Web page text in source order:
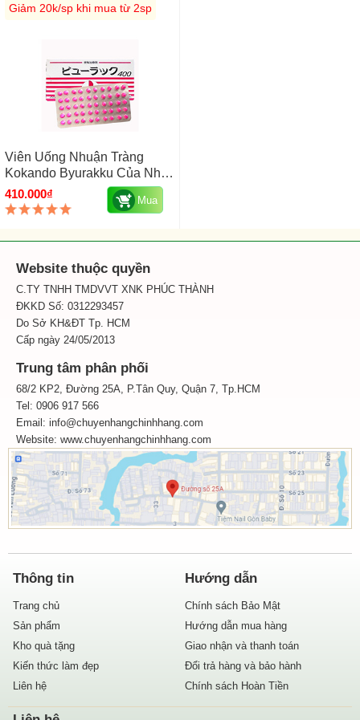
Giảm 20k/sp khi mua từ 2sp
Viên Uống Nhuận Tràng
Kokando Byurakku Của Nhật
Hộp 8 Vỉ X 50 Viên
410.000₫ Mua
Website thuộc quyền
C.TY TNHH TMDVVT XNK PHÚC THÀNH
ĐKKD Số: 0312293457
Do Sở KH&ĐT Tp. HCM
Cấp ngày 24/05/2013
Trung tâm phân phối
68/2 KP2, Đường 25A, P.Tân Quy, Quận 7, Tp.HCM
Tel: 0906 917 566
Email: info@chuyenhangchinhhang.com
Website: www.chuyenhangchinhhang.com
Thông tin
Trang chủ
Sản phẩm
Kho quà tặng
Kiến thức làm đẹp
Liên hệ
Hướng dẫn
Chính sách Bảo Mật
Hướng dẫn mua hàng
Giao nhận và thanh toán
Đổi trả hàng và bảo hành
Chính sách Hoàn Tiền